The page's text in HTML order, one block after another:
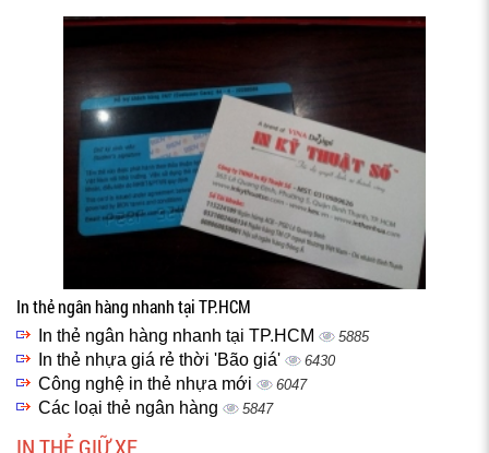
In thẻ ngân hàng nhanh tại TP.HCM
In thẻ ngân hàng nhanh tại TP.HCM 5885
In thẻ nhựa giá rẻ thời 'Bão giá' 6430
Công nghệ in thẻ nhựa mới 6047
Các loại thẻ ngân hàng 5847
IN THẺ GIỮ XE